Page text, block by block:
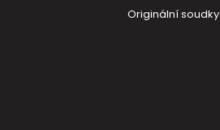
Originální soudky